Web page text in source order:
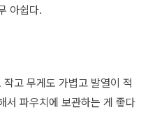
아쉽다.
고 무게도 가볍고 발열이 적
서 파우치에 보관하는 게 좋다